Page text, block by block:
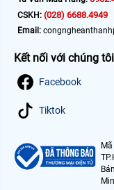
CSKH: (028) 6688.4949
Email:
Kết nối với chúng tôi
Facebook
Tiktok